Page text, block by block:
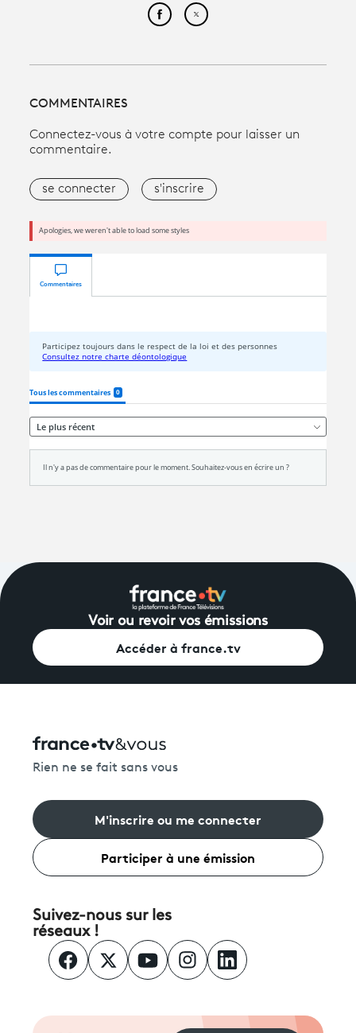
Partager cet article sur
Partager cet article sur
COMMENTAIRES
Connectez-vous à votre compte pour laisser un
commentaire.
se connecter s'inscrire
Voir ou revoir vos émissions
Accéder à france.tv
Rien ne se fait sans vous
M'inscrire ou me connecter
Participer à une émission
Suivez-nous sur les
réseaux !